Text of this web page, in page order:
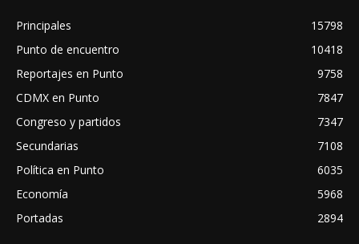
Principales
15798
Punto de encuentro
10418
Reportajes en Punto
9758
CDMX en Punto
7847
Congreso y partidos
7347
Secundarias
7108
Política en Punto
6035
Economía
5968
Portadas
2894